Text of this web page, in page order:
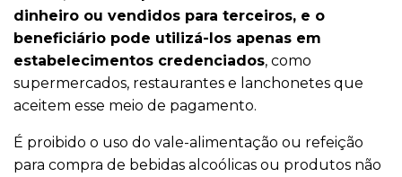
dinheiro ou vendidos para terceiros, e o
beneficiário pode utilizá-los apenas em
estabelecimentos credenciados, como
supermercados, restaurantes e lanchonetes que
aceitem esse meio de pagamento.
É proibido o uso do vale-alimentação ou refeição
para compra de bebidas alcoólicas ou produtos não